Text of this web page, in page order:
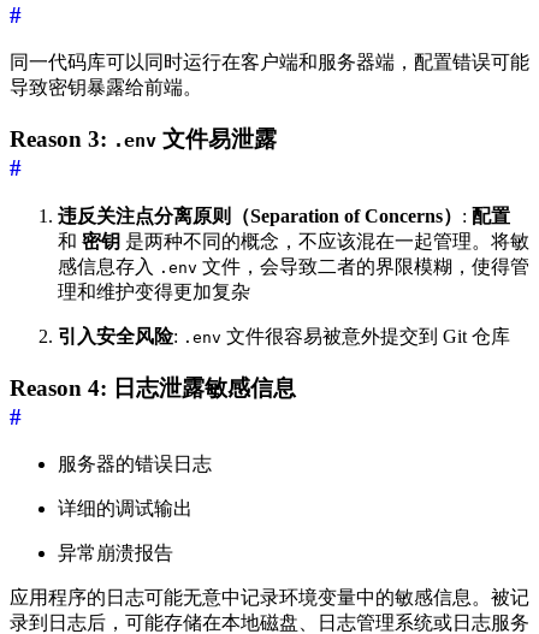
#
同一代码库可以同时运行在客户端和服务器端，配置错误可能
导致密钥暴露给前端。
Reason 3: .env 文件易泄露
#
违反关注点分离原则（Separation of Concerns） : 配置
和 密钥 是两种不同的概念，不应该混在一起管理。将敏
感信息存入
.env 文件，会导致二者的界限模糊，使得管
理和维护变得更加复杂
引入安全风险: .env 文件很容易被意外提交到 Git 仓库
Reason 4: 日志泄露敏感信息
#
服务器的错误日志
详细的调试输出
异常崩溃报告
应用程序的日志可能无意中记录环境变量中的敏感信息。被记
录到日志后，可能存储在本地磁盘、日志管理系统或日志服务